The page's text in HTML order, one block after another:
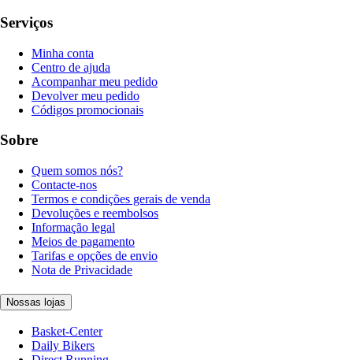
Serviços
Minha conta
Centro de ajuda
Acompanhar meu pedido
Devolver meu pedido
Códigos promocionais
Sobre
Quem somos nós?
Contacte-nos
Termos e condições gerais de venda
Devoluções e reembolsos
Informação legal
Meios de pagamento
Tarifas e opções de envio
Nota de Privacidade
Nossas lojas
Basket-Center
Daily Bikers